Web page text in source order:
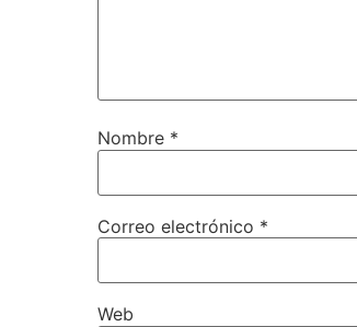
Nombre *
Correo electrónico *
Web